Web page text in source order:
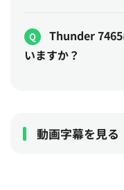
Thunder 7465
いますか？
動画字幕を見る